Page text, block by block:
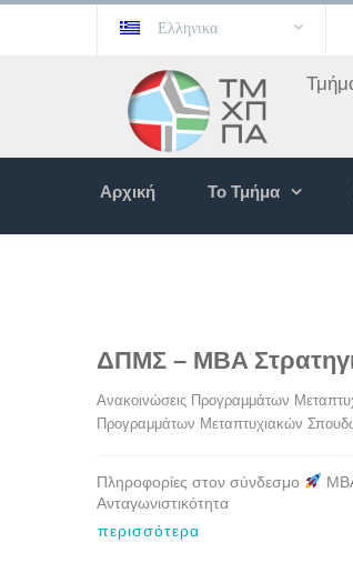
Ελληνικα
Αρχική Το Τμήμα
ΔΠΜΣ – MBA
Ανακοινώσεις Προγραμμάτων
Προγραμμάτων Μεταπτυχιακών
Πληροφορίες στον σύνδεσμο
Ανταγωνιστικότητα
περισσότερα